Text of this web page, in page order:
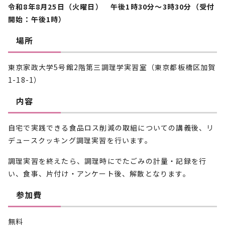
令和8年8月25日（火曜日） 午後1時30分～3時30分（受付
開始：午後1時）
場所
東京家政大学5号館2階第三調理学実習室（東京都板橋区加賀
1-18-1）
内容
自宅で実践できる食品ロス削減の取組についての講義後、リ
デュースクッキング調理実習を行います。
調理実習を終えたら、調理時にでたごみの計量・記録を行
い、食事、片付け・アンケート後、解散となります。
参加費
無料